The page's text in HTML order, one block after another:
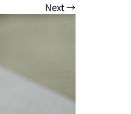
Next →